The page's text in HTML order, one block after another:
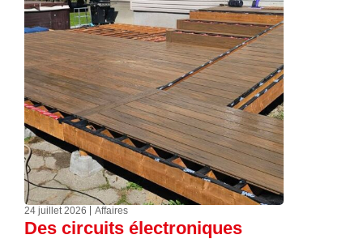
24 juillet 2026 Affaires
Des circuits électroniques